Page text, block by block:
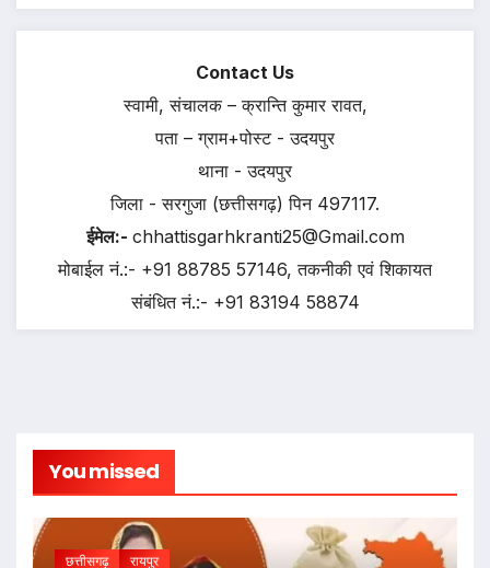
Contact Us
स्वामी, संचालक – क्रान्ति कुमार रावत,
पता – ग्राम+पोस्ट - उदयपुर
थाना - उदयपुर
जिला - सरगुजा (छत्तीसगढ़) पिन 497117.
ईमेल:- chhattisgarhkranti25@Gmail.com
मोबाईल नं.:- +91 88785 57146, तकनीकी एवं शिकायत
संबंधित नं.:- +91 83194 58874
You missed
छत्तीसगढ़ रायपुर